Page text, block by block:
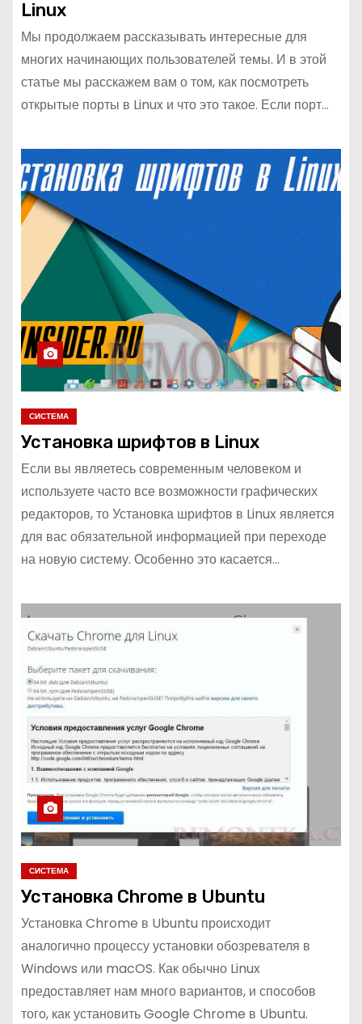
Linux
Мы продолжаем рассказывать интересные для
многих начинающих пользователей темы. И в этой
статье мы расскажем вам о том, как посмотреть
открытые порты в Linux и что это такое. Если порт…
СИСТЕМА
Установка шрифтов в Linux
Если вы являетесь современным человеком и
используете часто все возможности графических
редакторов, то Установка шрифтов в Linux является
для вас обязательной информацией при переходе
на новую систему. Особенно это касается…
СИСТЕМА
Установка Chrome в Ubuntu
Установка Chrome в Ubuntu происходит
аналогично процессу установки обозревателя в
Windows или macOS. Как обычно Linux
предоставляет нам много вариантов, и способов
того, как установить Google Chrome в Ubuntu.